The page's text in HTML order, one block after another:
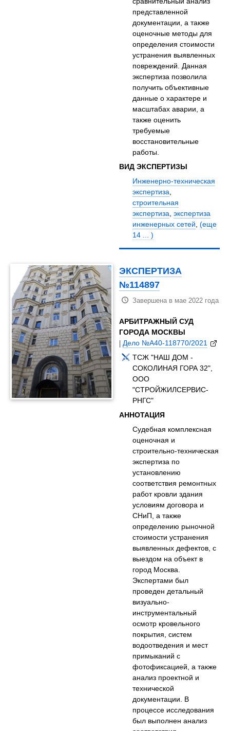
представленной
документации, а также
оценочные методы для
определения стоимости
устранения выявленных
повреждений. Данная
экспертиза позволила
получить объективные
данные о характере и
масштабах аварии, а
также оценить
требуемые
восстановительные
работы.
ВИД ЭКСПЕРТИЗЫ
Инженерно-техническая
экспертиза,
строительная
экспертиза,экспертиза
инженерных сетей,(еще
14 ... )
ЭКСПЕРТИЗА
№114897
Завершена в мае 2022 года
АРБИТРАЖНЫЙ СУД
ГОРОДА МОСКВЫ
|Дело №А40-118770/2021
ТСЖ "НАШ ДОМ -
СОКОЛИНАЯ ГОРА 32",
ООО
"СТРОЙЖИЛСЕРВИС-
РНГС"
АННОТАЦИЯ
Судебная комплексная
оценочная и
строительно-техническая
экспертиза по
установлению
соответствия ремонтных
работ кровли здания
условиям договора и
СНиП, а также
определению рыночной
стоимости устранения
выявленных дефектов, с
выездом на объект в
город Москва.
Экспертами был
проведен детальный
визуально-
инструментальный
осмотр кровельного
покрытия, систем
водоотведения и мест
примыканий с
фотофиксацией, а также
анализ проектной и
технической
документации. В
процессе исследования
был выполнен анализ